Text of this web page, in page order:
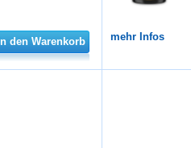
In den Warenkorb mehr Infos